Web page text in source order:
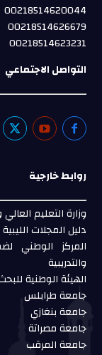
00218514620044
00218514626679
00218514623231
التواصل الاجتماعي
روابط خارجية
وزارة التعليم
دليل المجلات
المركز الوطني
والتدريبية
الهيئة الوطنية
جامعة طرابلس
جامعة بنغازي
جامعة مصراتة
جامعة المرقب